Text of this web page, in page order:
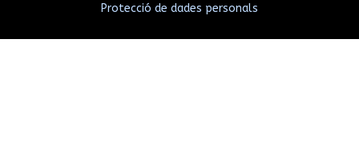
Protecció de dades personals